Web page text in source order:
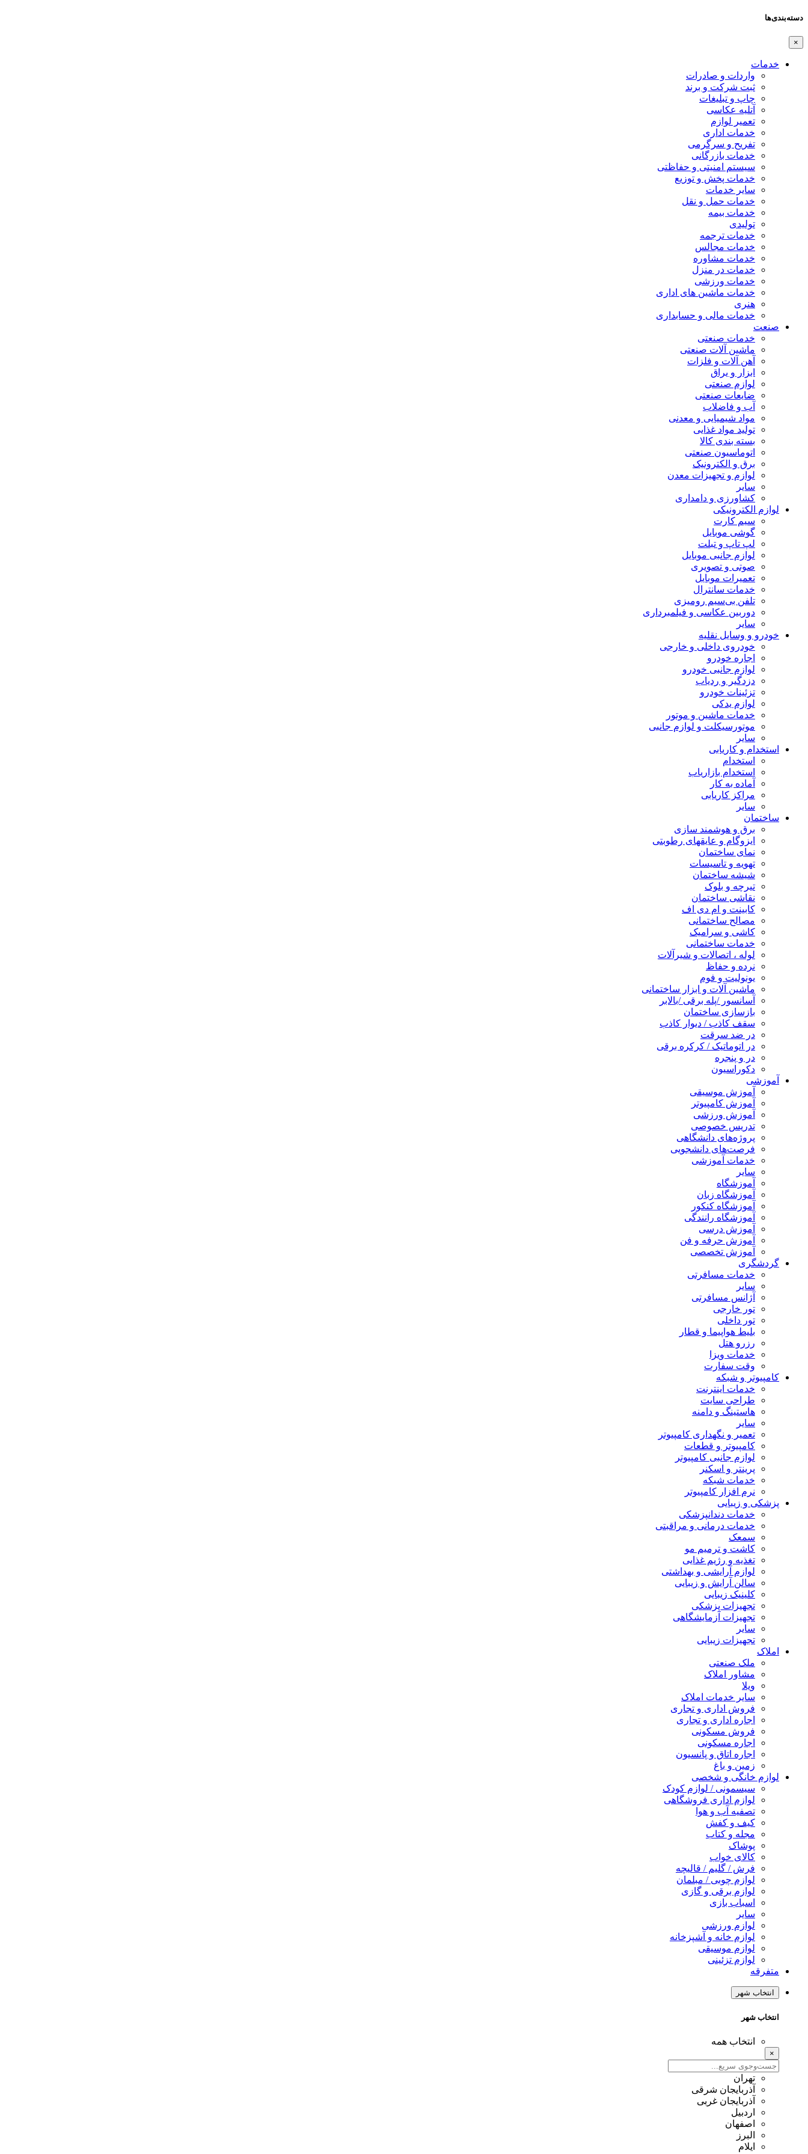
دسته‌بندی‌ها
×
خدمات
واردات و صادرات
ثبت شرکت و برند
چاپ و تبلیغات
آتلیه عکاسی
تعمیر لوازم
خدمات اداری
تفریح و سرگرمی
خدمات بازرگانی
سیستم امنیتی و حفاظتی
خدمات پخش و توزیع
سایر خدمات
خدمات حمل و نقل
خدمات بیمه
تولیدی
خدمات ترجمه
خدمات مجالس
خدمات مشاوره
خدمات در منزل
خدمات ورزشی
خدمات ماشین های اداری
هنری
خدمات مالی و حسابداری
صنعت
خدمات صنعتی
ماشین آلات صنعتی
آهن آلات و فلزات
ابزار و یراق
لوازم صنعتی
ضایعات صنعتی
آب و فاضلاب
مواد شیمیایی و معدنی
تولید مواد غذایی
بسته بندی کالا
اتوماسیون صنعتی
برق و الکترونیک
لوازم و تجهیزات معدن
سایر
کشاورزی و دامداری
لوازم الکترونیکی
سیم کارت
گوشی موبایل
لپ تاپ و تبلت
لوازم جانبی موبایل
صوتی و تصویری
تعمیرات موبایل
خدمات سانترال
تلفن بی‌سیم رومیزی
دوربین عکاسی و فیلمبرداری
سایر
خودرو و وسایل نقلیه
خودروی داخلی و خارجی
اجاره خودرو
لوازم جانبی خودرو
دزدگیر و ردیاب
تزئینات خودرو
لوازم یدکی
خدمات ماشین و موتور
موتورسیکلت و لوازم جانبی
سایر
استخدام و کاریابی
استخدام
استخدام بازاریاب
آماده به کار
مراکز کاریابی
سایر
ساختمان
برق و هوشمند سازی
ایزوگام و عایقهای رطوبتی
نمای ساختمان
تهویه و تاسیسات
شیشه ساختمان
تیرچه و بلوک
نقاشی ساختمان
کابینت و ام دی اف
مصالح ساختمانی
کاشی و سرامیک
خدمات ساختمانی
لوله ، اتصالات و شیرآلات
نرده و حفاظ
یونولیت و فوم
ماشین آلات و ابزار ساختمانی
آسانسور /پله برقی /بالابر
بازسازی ساختمان
سقف کاذب / دیوار کاذب
در ضد سرقت
در اتوماتیک / کرکره برقی
در و پنجره
دکوراسیون
آموزشی
آموزش موسیقی
آموزش کامپیوتر
آموزش ورزشی
تدریس خصوصی
پروژه‌های دانشگاهی
فرصت‌های دانشجویی
خدمات آموزشی
سایر
آموزشگاه
آموزشگاه زبان
آموزشگاه کنکور
آموزشگاه رانندگی
آموزش درسی
آموزش حرفه و فن
آموزش تخصصی
گردشگری
خدمات مسافرتی
سایر
آژانس مسافرتی
تور خارجی
تور داخلی
بلیط هواپیما و قطار
رزرو هتل
خدمات ویزا
وقت سفارت
کامپیوتر و شبکه
خدمات اینترنت
طراحی سایت
هاستینگ و دامنه
سایر
تعمیر و نگهداری کامپیوتر
کامپیوتر و قطعات
لوازم جانبی کامپیوتر
پرینتر و اسکنر
خدمات شبکه
نرم افزار کامپیوتر
پزشکی و زیبایی
خدمات دندانپزشکی
خدمات درمانی و مراقبتی
سمعک
کاشت و ترمیم مو
تغذیه و رژیم غذایی
لوازم آرایشی و بهداشتی
سالن آرایش و زیبایی
کلینیک زیبایی
تجهیزات پزشکی
تجهیزات آزمایشگاهی
سایر
تجهیزات زیبایی
املاک
ملک صنعتی
مشاور املاک
ویلا
سایر خدمات املاک
فروش اداری و تجاری
اجاره اداری و تجاری
فروش مسکونی
اجاره مسکونی
اجاره اتاق و پانسیون
زمین و باغ
لوازم خانگی و شخصی
سیسمونی / لوازم کودک
لوازم اداری فروشگاهی
تصفیه آب و هوا
کیف و کفش
مجله و کتاب
پوشاک
کالای خواب
فرش / گلیم / قالیچه
لوازم چوبی / مبلمان
لوازم برقی و گازی
اسباب بازی
سایر
لوازم ورزشی
لوازم خانه و آشپزخانه
لوازم موسیقی
لوازم تزئینی
متفرقه
انتخاب شهر
انتخاب شهر
انتخاب همه
×
تهران
آذربایجان شرقی
آذربایجان غربی
اردبیل
اصفهان
البرز
ایلام